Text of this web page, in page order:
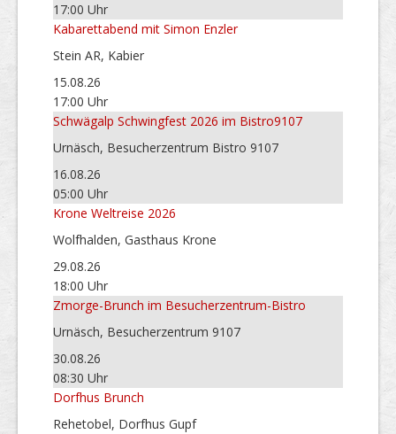
17:00 Uhr
Kabarettabend mit Simon Enzler
Stein AR, Kabier
15.08.26
17:00 Uhr
Schwägalp Schwingfest 2026 im Bistro9107
Urnäsch, Besucherzentrum Bistro 9107
16.08.26
05:00 Uhr
Krone Weltreise 2026
Wolfhalden, Gasthaus Krone
29.08.26
18:00 Uhr
Zmorge-Brunch im Besucherzentrum-Bistro
Urnäsch, Besucherzentrum 9107
30.08.26
08:30 Uhr
Dorfhus Brunch
Rehetobel, Dorfhus Gupf